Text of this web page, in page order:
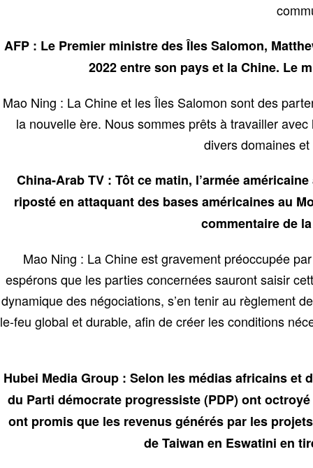
AFP : Le Premier ministre des Îles Salomon,
2022 entre son pays et la Chine. Le
Mao Ning : La Chine et les Îles Salomon sont des
la nouvelle ère. Nous sommes prêts à travailler
divers domaines
China-Arab TV : Tôt ce matin, l’armée
riposté en attaquant des bases américaines au
commentaire de
Mao Ning : La Chine est gravement préoccupée
espérons que les parties concernées sauront saisir
dynamique des négociations, s’en tenir au règlement
le-feu global et durable, afin de créer les conditions
Hubei Media Group : Selon les médias africains et
du Parti démocrate progressiste (PDP) ont
ont promis que les revenus générés par les
de Taiwan en Eswatini en